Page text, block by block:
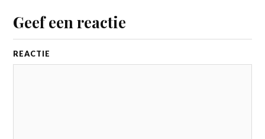
Geef een reactie
REACTIE